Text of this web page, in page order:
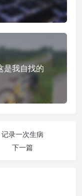
是我自找的
记录一次生病
下一篇